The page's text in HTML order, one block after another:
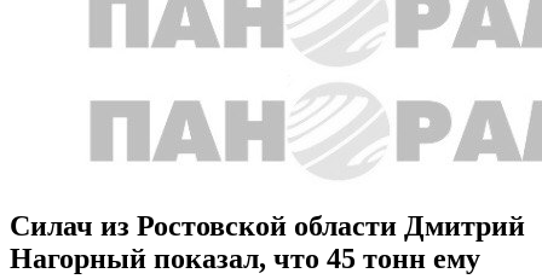
Силач из Ростовской области Дмитрий
Нагорный показал, что 45 тонн ему